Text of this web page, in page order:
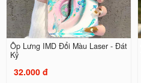
Ốp Lưng IMD Đổi Màu Laser - Đát
Kỷ
32.000 đ